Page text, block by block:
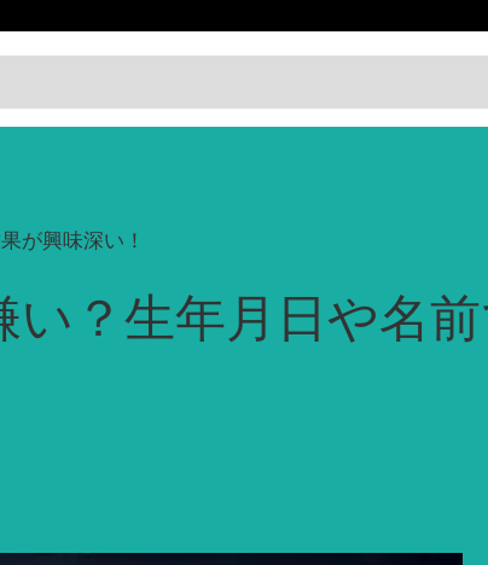
が興味深い！
？生年月日や名